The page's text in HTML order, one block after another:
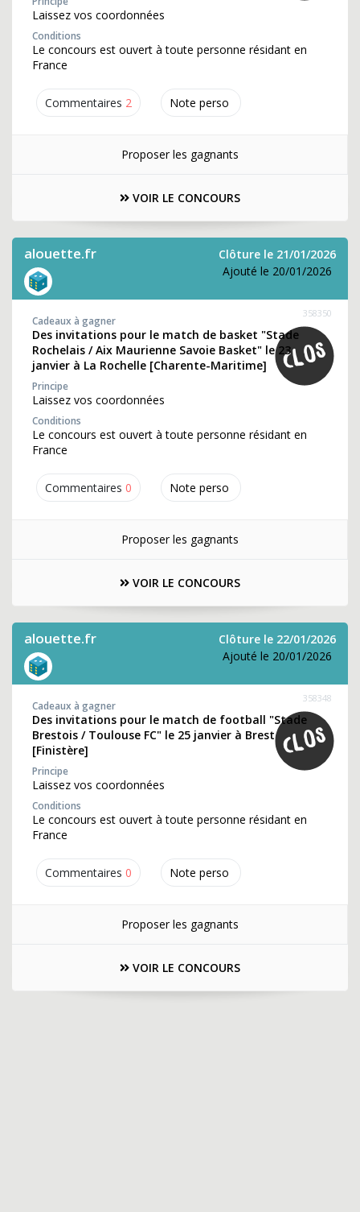
Commentaires 2 Note perso
Laissez vos coordonnées
Conditions
Le concours est ouvert à toute personne résidant en
France
Proposer les gagnants
VOIR LE CONCOURS
alouette.fr
Clôture le 21/01/2026
Ajouté le 20/01/2026
Commentaires 0 Note perso
358350
Cadeaux à gagner
Des invitations pour le match de basket "Stade
Rochelais / Aix Maurienne Savoie Basket" le 23
janvier à La Rochelle [Charente-Maritime]
Principe
Laissez vos coordonnées
Conditions
Le concours est ouvert à toute personne résidant en
France
Proposer les gagnants
VOIR LE CONCOURS
alouette.fr
Clôture le 22/01/2026
Ajouté le 20/01/2026
Commentaires 0 Note perso
358348
Cadeaux à gagner
Des invitations pour le match de football "Stade
Brestois / Toulouse FC" le 25 janvier à Brest
[Finistère]
Principe
Laissez vos coordonnées
Conditions
Le concours est ouvert à toute personne résidant en
France
Proposer les gagnants
VOIR LE CONCOURS